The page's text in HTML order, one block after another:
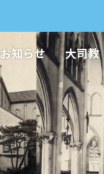
お知らせ 大司教